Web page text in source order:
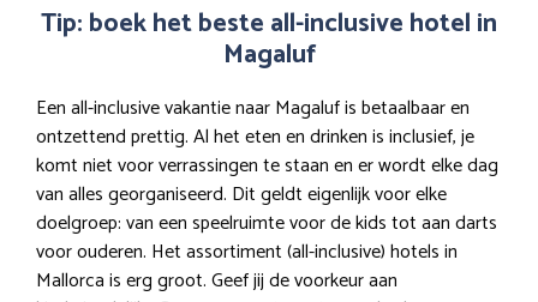
Tip: boek het beste all-inclusive hotel in
Magaluf
Een all-inclusive vakantie naar Magaluf is betaalbaar en
ontzettend prettig. Al het eten en drinken is inclusief, je
komt niet voor verrassingen te staan en er wordt elke dag
van alles georganiseerd. Dit geldt eigenlijk voor elke
doelgroep: van een speelruimte voor de kids tot aan darts
voor ouderen. Het assortiment (all-inclusive) hotels in
Mallorca is erg groot. Geef jij de voorkeur aan